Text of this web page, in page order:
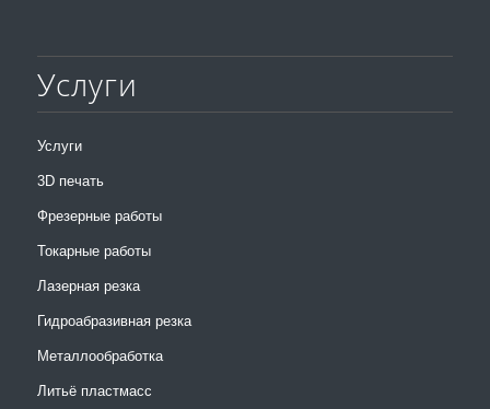
Услуги
Услуги
3D печать
Фрезерные работы
Токарные работы
Лазерная резка
Гидроабразивная резка
Металлообработка
Литьё пластмасс